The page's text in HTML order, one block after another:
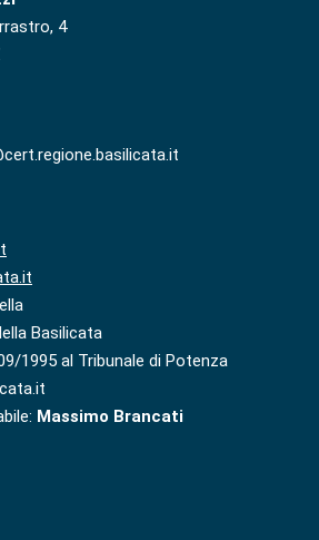
4
Basilicata
1995 al Tribunale di Potenza
Massimo Brancati